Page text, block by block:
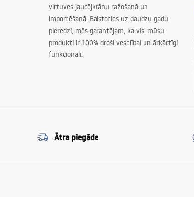
virtuves jaucējkrānu ražošanā un
importēšanā. Balstoties uz daudzu gadu
pieredzi, mēs garantējam, ka visi mūsu
produkti ir 100% droši veselībai un ārkārtīgi
funkcionāli.
Ātra piegāde